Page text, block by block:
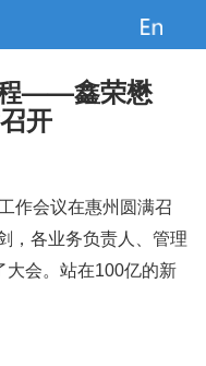
程——鑫荣懋
开
作会议在惠州圆满召
，各业务负责人、管理
大会。站在100亿的新